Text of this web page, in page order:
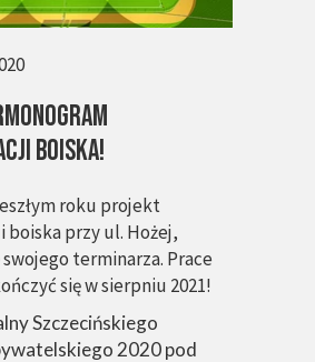
roku projekt
boiska przy ul. Hożej,
swojego terminarza. Prace
się w sierpniu 2021!
Szczecińskiego
2020 pod
boiska!